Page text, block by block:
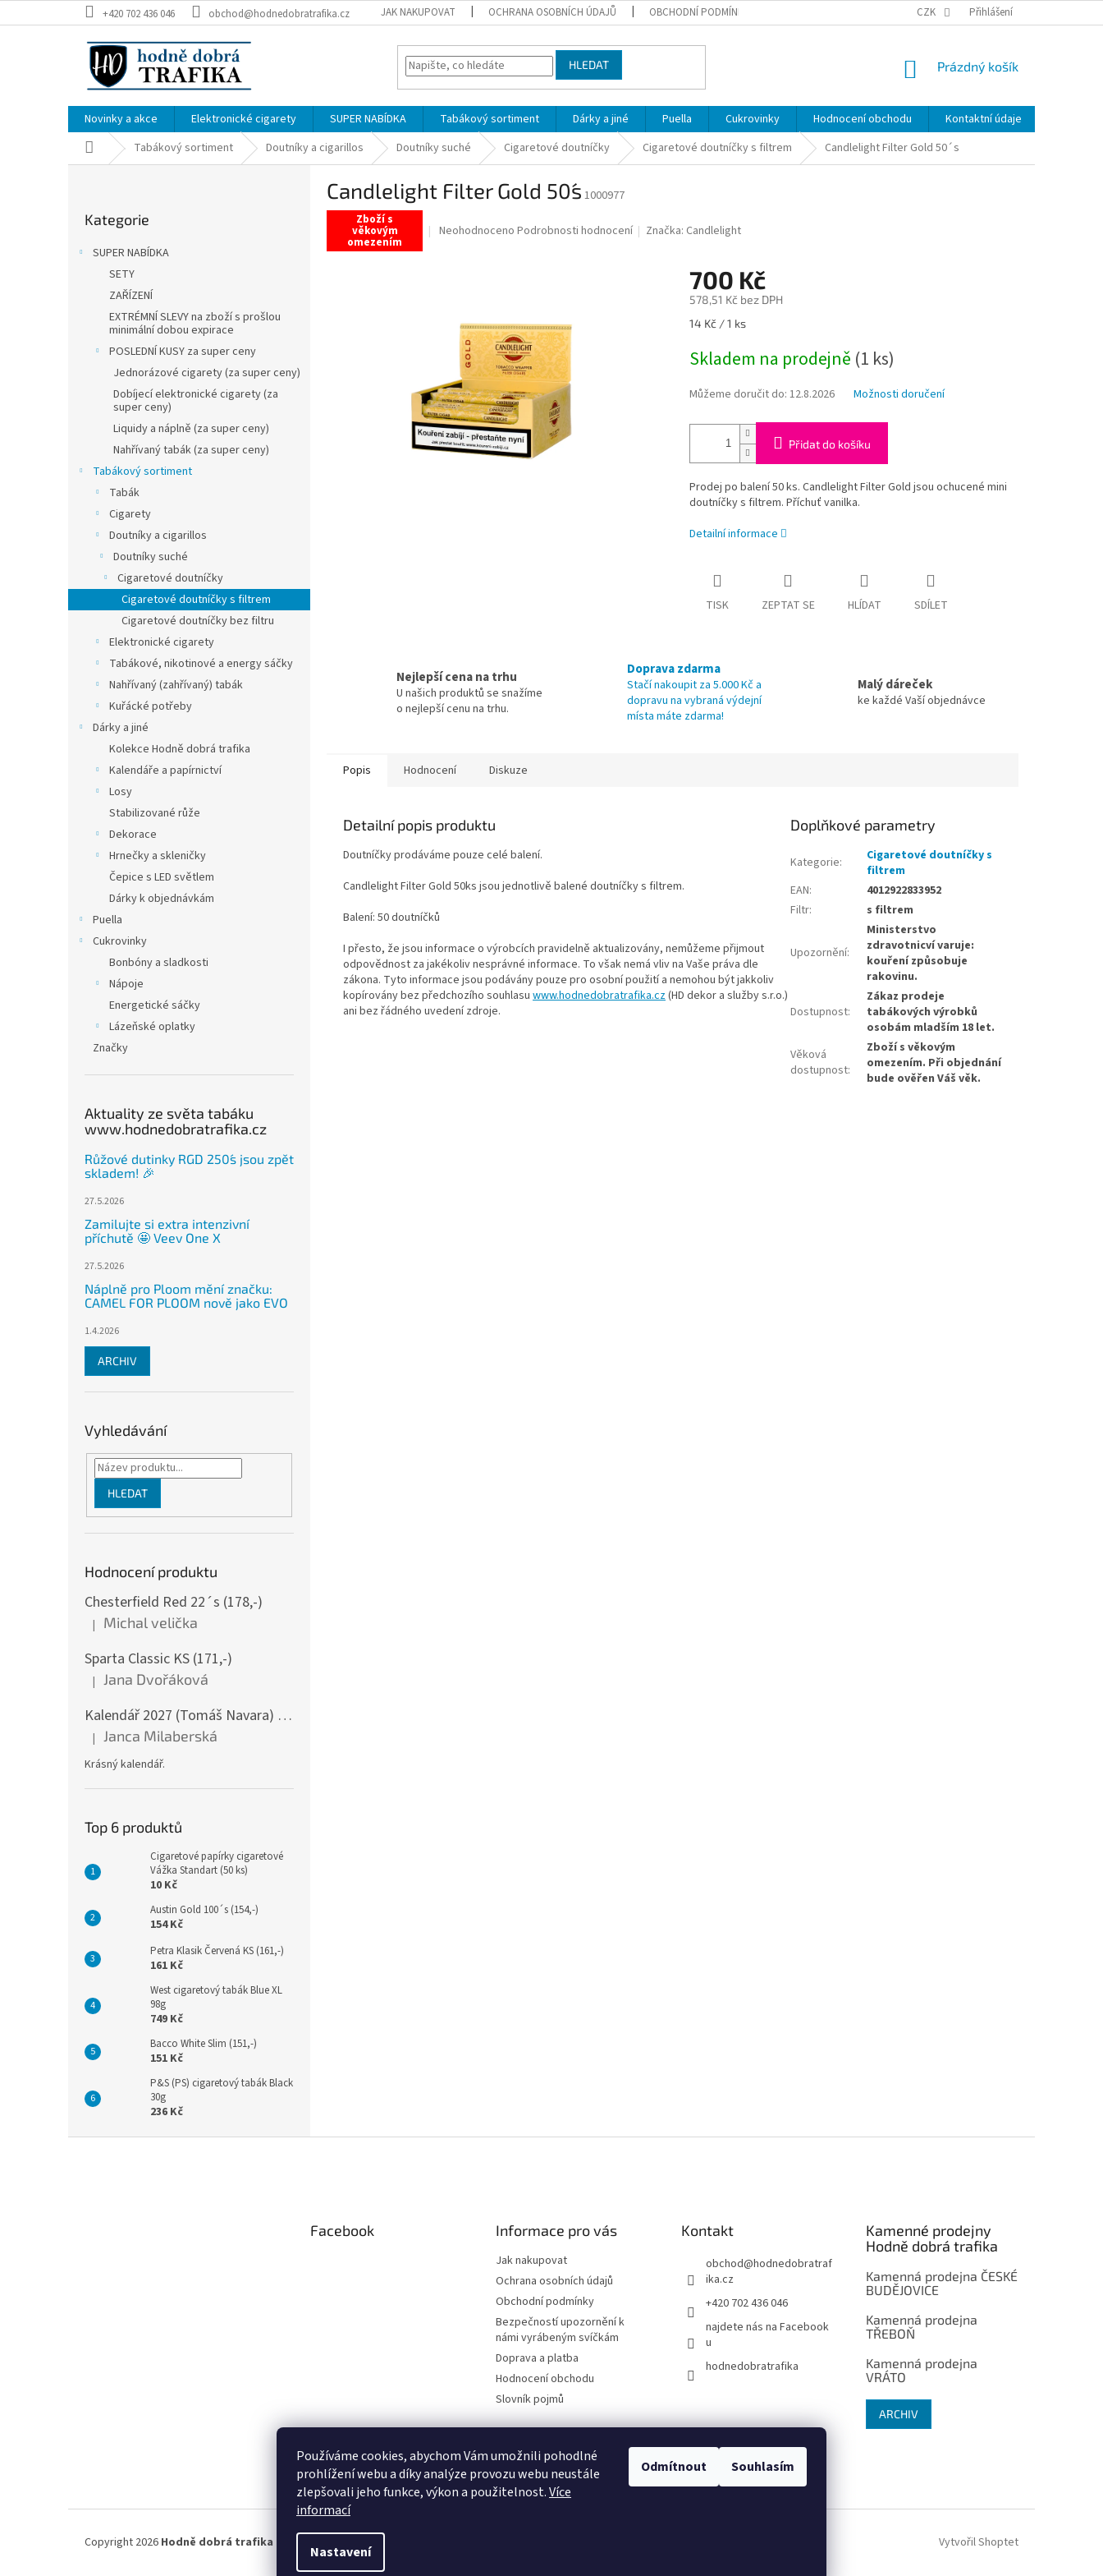
Používáme cookies, abychom Vám umožnili pohodlné
prohlížení webu a díky analýze provozu webu neustále
zlepšovali jeho funkce, výkon a použitelnost.Více
informací
Nastavení
Odmítnout Souhlasím
na
+420 702 436 046 obchod@hodnedobratrafika.cz JAK NAKUPOVAT OCHRANA OSOBNÍCH ÚDAJŮ OBCHODNÍ PODMÍNKY BEZPEČNOSTÍ UPOZORNĚNÍ K NÁMI VYRÁBENÝM SVÍČKÁM
CZK Přihlášení
HLEDAT
NÁKUPNÍ
Prázdný košík
Novinky a akce Elektronické cigarety SUPER NABÍDKA Tabákový sortiment Dárky a jiné Puella Cukrovinky Hodnocení obchodu Kontaktní údaje
Domů Tabákový sortiment Doutníky a cigarillos Doutníky suché Cigaretové doutníčky Cigaretové doutníčky s filtrem Candlelight Filter Gold 50´s
kategorie
Kategorie
SUPER NABÍDKA
SETY
ZAŘÍZENÍ
EXTRÉMNÍ SLEVY na zboží s prošlou
minimální dobou expirace
POSLEDNÍ KUSY za super ceny
Jednorázové cigarety (za super ceny)
Dobíjecí elektronické cigarety (za
super ceny)
Liquidy a náplně (za super ceny)
Nahřívaný tabák (za super ceny)
Tabákový sortiment
Tabák
Cigarety
Doutníky a cigarillos
Doutníky suché
Cigaretové doutníčky
Cigaretové doutníčky s filtrem
Cigaretové doutníčky bez filtru
Elektronické cigarety
Tabákové, nikotinové a energy sáčky
Nahřívaný (zahřívaný) tabák
Kuřácké potřeby
Dárky a jiné
Kolekce Hodně dobrá trafika
Kalendáře a papírnictví
Losy
Stabilizované růže
Dekorace
Hrnečky a skleničky
Čepice s LED světlem
Dárky k objednávkám
Puella
Cukrovinky
Bonbóny a sladkosti
Nápoje
Energetické sáčky
Lázeňské oplatky
Značky
Aktuality ze světa tabáku
www.hodnedobratrafika.cz
Růžové dutinky RGD 250´s jsou zpět
skladem! 🎉
27.5.2026
Zamilujte si extra intenzivní
příchutě 🤩 Veev One X
27.5.2026
Náplně pro Ploom mění značku:
CAMEL FOR PLOOM nově jako EVO
1.4.2026
ARCHIV
Vyhledávání
HLEDAT
Hodnocení produktu
Chesterfield Red 22´s (178,-)
Hodnocení produktu je 5 z 5 hvězdiček.
| Michal velička
Sparta Classic KS (171,-)
Hodnocení produktu je 5 z 5 hvězdiček.
| Jana Dvořáková
Kalendář 2027 (Tomáš Navara) - Šumava v srdci mém - nástěnný
Hodnocení produktu je 5 z 5 hvězdiček.
| Janca Milaberská
Krásný kalendář.
Top 6 produktů
Cigaretové papírky cigaretové
Vážka Standart (50 ks)
10 Kč
Austin Gold 100´s (154,-)
154 Kč
Petra Klasik Červená KS (161,-)
161 Kč
West cigaretový tabák Blue XL
98g
749 Kč
Bacco White Slim (151,-)
151 Kč
P&S (PS) cigaretový tabák Black
30g
236 Kč
Candlelight Filter Gold 50´s 1000977
Zboží s
věkovým
omezením
Průměrné
hvězdiček.
Neohodnoceno Podrobnosti hodnocení Značka: Candlelight
700 Kč
578,51 Kč bez DPH
Měrná
14 Kč / 1 ks
Skladem na prodejně (1 ks)
Můžeme doručit do: 12.8.2026 Možnosti doručení
Přidat do košíku
Prodej po balení 50 ks. Candlelight Filter Gold jsou ochucené mini
doutníčky s filtrem. Příchuť vanilka.
Detailní informace
TISK ZEPTAT SE HLÍDAT SDÍLET
Nejlepší cena na trhu
U našich produktů se snažíme
o nejlepší cenu na trhu.
Doprava zdarma
Stačí nakoupit za 5.000 Kč a
dopravu na vybraná výdejní
místa máte zdarma!
Malý dáreček
ke každé Vaší objednávce
Popis Hodnocení Diskuze
Detailní popis produktu
Doutníčky prodáváme pouze celé balení.
Candlelight Filter Gold 50ks jsou jednotlivě balené doutníčky s filtrem.
Balení: 50 doutníčků
I přesto, že jsou informace o výrobcích pravidelně aktualizovány, nemůžeme přijmout
odpovědnost za jakékoliv nesprávné informace. To však nemá vliv na Vaše práva dle
zákona. Tyto informace jsou podávány pouze pro osobní použití a nemohou být jakkoliv
kopírovány bez předchozího souhlasu www.hodnedobratrafika.cz(HD dekor a služby s.r.o.)
ani bez řádného uvedení zdroje.
Doplňkové parametry
Kategorie:
Cigaretové doutníčky s
filtrem
EAN:
4012922833952
Filtr: s filtrem
Upozornění:
Ministerstvo
zdravotnicví varuje:
kouření způsobuje
rakovinu.
Dostupnost:
Zákaz prodeje
tabákových výrobků
osobám mladším 18 let.
Věková
dostupnost:
Zboží s věkovým
omezením. Při objednání
bude ověřen Váš věk.
Facebook Informace pro vás
Jak nakupovat
Ochrana osobních údajů
Obchodní podmínky
Bezpečností upozornění k
námi vyrábeným svíčkám
Doprava a platba
Hodnocení obchodu
Slovník pojmů
Kontakt
obchod@hodnedobratraf
ika.cz
+420 702 436 046
najdete nás na Facebook
u
hodnedobratrafika
Kamenné prodejny
Hodně dobrá trafika
Kamenná prodejna ČESKÉ
BUDĚJOVICE
Kamenná prodejna
TŘEBOŇ
Kamenná prodejna
VRÁTO
ARCHIV
Vytvořil Shoptet
Copyright 2026 Hodně dobrá trafika ® . Všechna práva vyhrazena.